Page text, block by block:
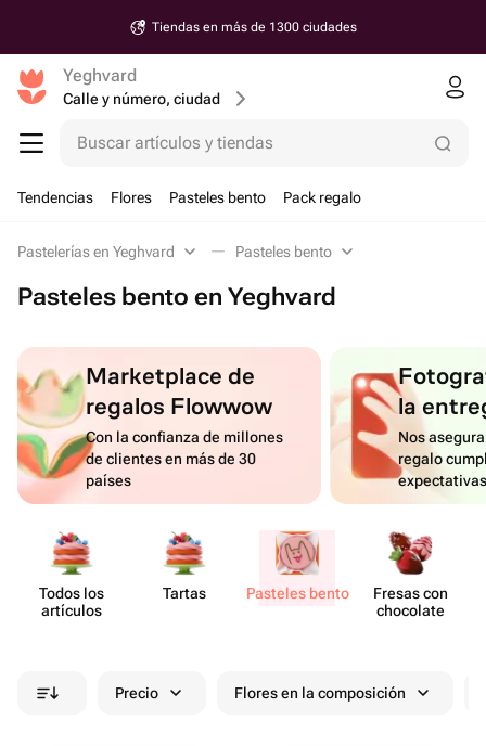
Tiendas en más de 1300 ciudades
Yeghvard
Calle y número, ciudad
Buscar artículos y tiendas
Tendencias Flores Pasteles bento Pack regalo
Pastelerías en Yeghvard Pasteles bento
Pasteles bento en Yeghvard
Marketplace de
regalos Flowwow
Con la confianza de millones
de clientes en más de 30
países
la
Nos
regalo
Todos los
artículos
Tartas Pasteles bento
Fresas con
chocolate
Precio Flores en la composición